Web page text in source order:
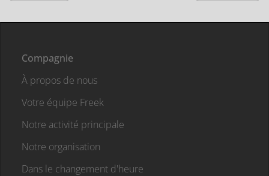
Compagnie
À propos de nous
Votre équipe Freek
Notre activité principale
Notre organisation
Dans le changement d'heure